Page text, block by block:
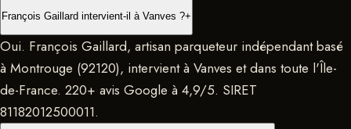
François Gaillard intervient-il à Vanves ?+
Oui. François Gaillard, artisan parqueteur indépendant basé
à Montrouge (92120), intervient à Vanves et dans toute l'Île-
de-France. 220+ avis Google à 4,9/5. SIRET
81182012500011.